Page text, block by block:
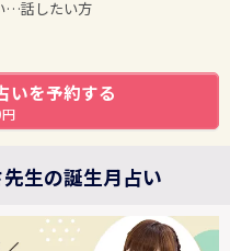
…話したい方
いを予約する
生の誕生月占い